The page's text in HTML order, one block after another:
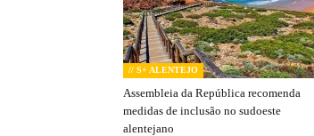
// S+ ALENTEJO
Assembleia da República recomenda
medidas de inclusão no sudoeste
alentejano